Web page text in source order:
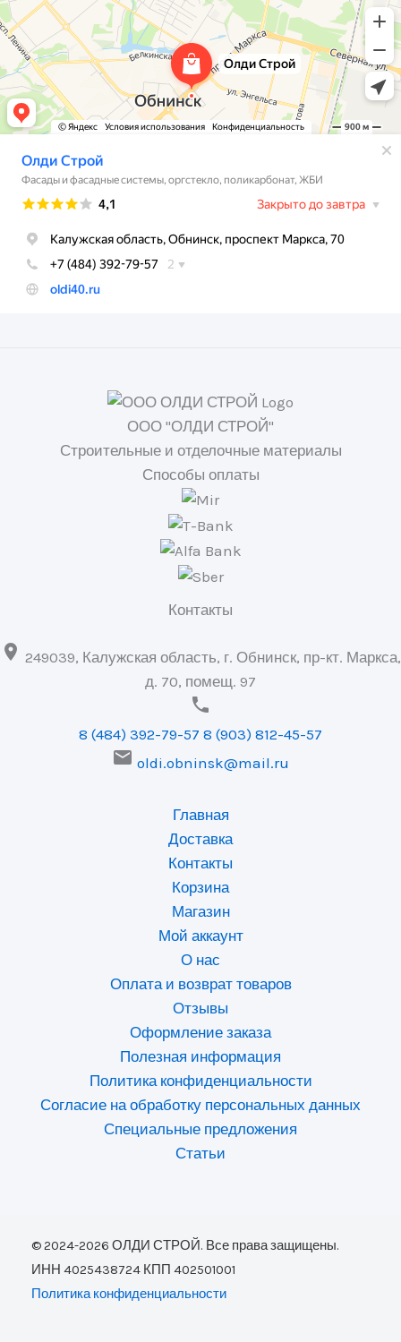
ООО "ОЛДИ СТРОЙ"
Строительные и отделочные материалы
Способы оплаты
Контакты
 249039, Калужская область, г. Обнинск, пр-кт. Маркса,
д. 70, помещ. 97

8 (484) 392-79-57 8 (903) 812-45-57
 oldi.obninsk@mail.ru
Главная
Доставка
Контакты
Корзина
Магазин
Мой аккаунт
О нас
Оплата и возврат товаров
Отзывы
Оформление заказа
Полезная информация
Политика конфиденциальности
Согласие на обработку персональных данных
Специальные предложения
Статьи
© 2024-2026 ОЛДИ СТРОЙ. Все права защищены.
ИНН 4025438724 КПП 402501001
Политика конфиденциальности